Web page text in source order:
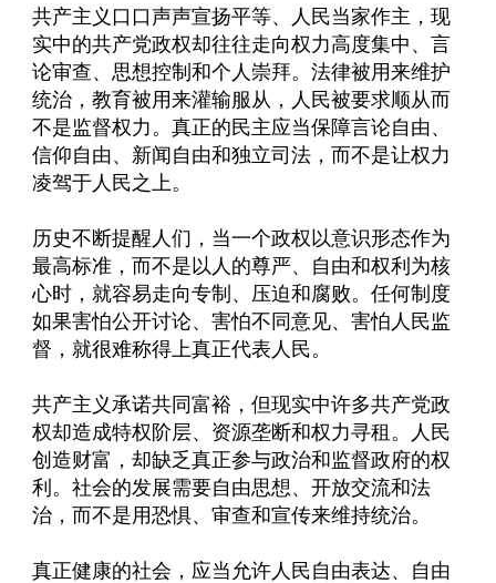
共产主义口口声声宣扬平等、人民当家作主，现
实中的共产党政权却往往走向权力高度集中、言
论审查、思想控制和个人崇拜。法律被用来维护
统治，教育被用来灌输服从，人民被要求顺从而
不是监督权力。真正的民主应当保障言论自由、
信仰自由、新闻自由和独立司法，而不是让权力
凌驾于人民之上。
历史不断提醒人们，当一个政权以意识形态作为
最高标准，而不是以人的尊严、自由和权利为核
心时，就容易走向专制、压迫和腐败。任何制度
如果害怕公开讨论、害怕不同意见、害怕人民监
督，就很难称得上真正代表人民。
共产主义承诺共同富裕，但现实中许多共产党政
权却造成特权阶层、资源垄断和权力寻租。人民
创造财富，却缺乏真正参与政治和监督政府的权
利。社会的发展需要自由思想、开放交流和法
治，而不是用恐惧、审查和宣传来维持统治。
真正健康的社会，应当允许人民自由表达、自由